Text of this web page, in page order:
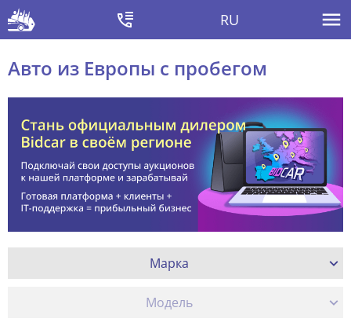
RU
Авто из Европы с пробегом
Марка
Модель